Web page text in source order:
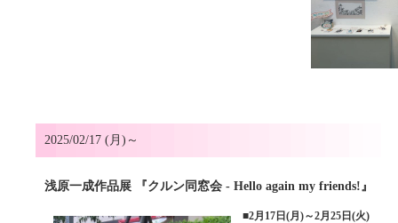
2025/02/17 (月)～
浅原一成作品展 『クルン同窓会 - Hello again my friends!』
■2月17日(月)～2月25日(火)